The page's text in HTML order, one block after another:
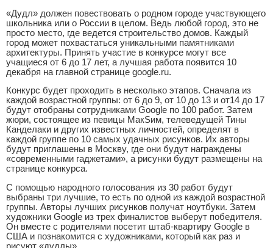
«Дудл» должен повествовать о родном городе участвующего
школьника или о России в целом. Ведь любой город, это не
просто место, где ведется строительство домов. Каждый
город может похвастаться уникальными памятниками
архитектуры. Принять участие в конкурсе могут все
учащиеся от 6 до 17 лет, а лучшая работа появится 10
декабря на главной странице google.ru.
Конкурс будет проходить в несколько этапов. Сначала из
каждой возрастной группы: от 6 до 9, от 10 до 13 и от14 до 17
будут отобраны сотрудниками Google по 100 работ. Затем
жюри, состоящее из певицы МакSим, телеведущей Тины
Канделаки и других известных личностей, определят в
каждой группе по 10 самых удачных рисунков. Их авторы
будут приглашены в Москву, где они будут награждены
«современными гаджетами», а рисунки будут размещены на
странице конкурса.
С помощью народного голосования из 30 работ будут
выбраны три лучшие, то есть по одной из каждой возрастной
группы. Авторы лучших рисунков получат ноутбуки. Затем
художники Google из трех финалистов выберут победителя.
Он вместе с родителями посетит штаб-квартиру Google в
США и познакомится с художниками, который как раз и